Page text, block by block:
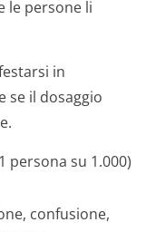
le persone li
in
se il dosaggio
persona su 1.000)
confusione,